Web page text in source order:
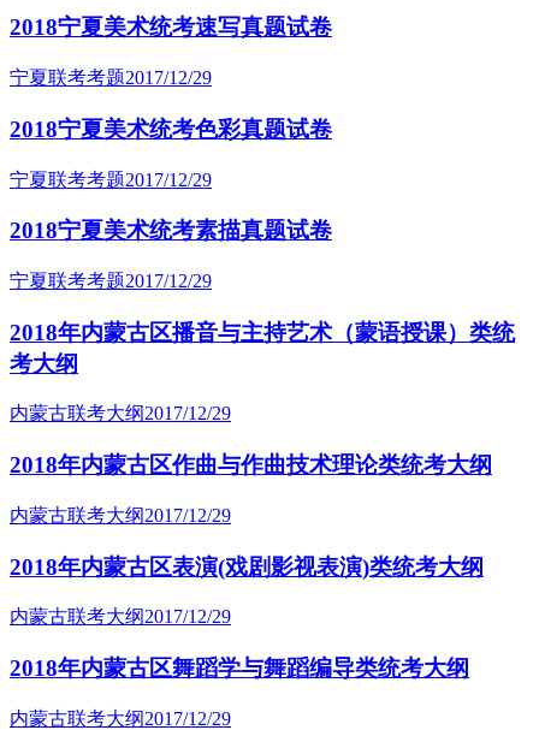
2018宁夏美术统考速写真题试卷
宁夏联考考题2017/12/29
2018宁夏美术统考色彩真题试卷
宁夏联考考题2017/12/29
2018宁夏美术统考素描真题试卷
宁夏联考考题2017/12/29
2018年内蒙古区播音与主持艺术（蒙语授课）类统
考大纲
内蒙古联考大纲2017/12/29
2018年内蒙古区作曲与作曲技术理论类统考大纲
内蒙古联考大纲2017/12/29
2018年内蒙古区表演(戏剧影视表演)类统考大纲
内蒙古联考大纲2017/12/29
2018年内蒙古区舞蹈学与舞蹈编导类统考大纲
内蒙古联考大纲2017/12/29